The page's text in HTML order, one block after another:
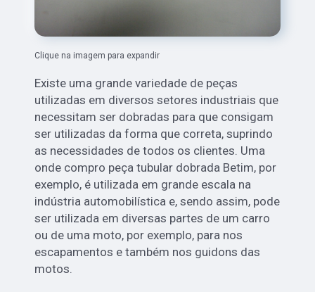
Clique na imagem para expandir
Existe uma grande variedade de peças
utilizadas em diversos setores industriais que
necessitam ser dobradas para que consigam
ser utilizadas da forma que correta, suprindo
as necessidades de todos os clientes. Uma
onde compro peça tubular dobrada Betim, por
exemplo, é utilizada em grande escala na
indústria automobilística e, sendo assim, pode
ser utilizada em diversas partes de um carro
ou de uma moto, por exemplo, para nos
escapamentos e também nos guidons das
motos.